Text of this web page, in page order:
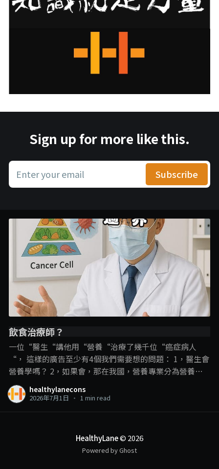
Sign up for more like this.
Enter your email Subscribe
飲食治療師？
一位“醫生“講他用“營養“治療了幾千位“癌症病人
“， 這樣的廣告至少有4個我們需要想的問題： 1，醫生會
營養學嗎？ 2，如果會，那在我國，營養專業分為營養師
和飲食治療師，那他是用哪一個專業內容？ 3，即使是飲
食治療師可以進行疾病的“飲食治療“，但在這裡，飲食
疾病給治了，尤其是癌症這種複雜的疾病。 4，以醫生的
頭銜，確實可以“治療“癌症，那敢問他是開藥呢？動手
術呢？還是化療電療呢？ 一個線上課程可以做到這些？ . . .
healthylanecons
2026年7月1日 • 1 min read
HealthyLane© 2026
Powered by Ghost